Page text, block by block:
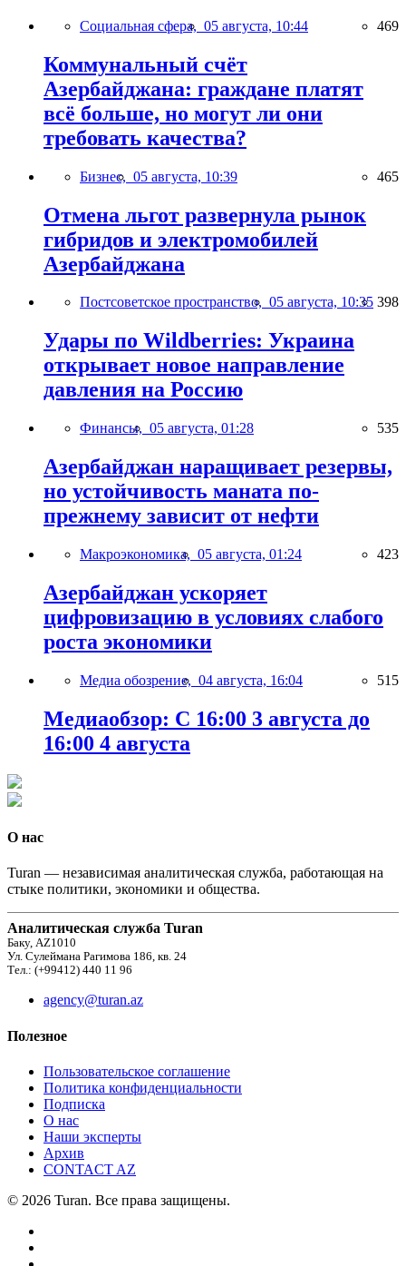
Социальная сфера, 05 августа, 10:44 469
Коммунальный счёт
Азербайджана: граждане платят
всё больше, но могут ли они
требовать качества?
Бизнес, 05 августа, 10:39 465
Отмена льгот развернула рынок
гибридов и электромобилей
Азербайджана
Постсоветское пространство, 05 августа, 10:35 398
Удары по Wildberries: Украина
открывает новое направление
давления на Россию
Финансы, 05 августа, 01:28 535
Азербайджан наращивает резервы,
но устойчивость маната по-
прежнему зависит от нефти
Макроэкономика, 05 августа, 01:24 423
Азербайджан ускоряет
цифровизацию в условиях слабого
роста экономики
Медиа обозрение, 04 августа, 16:04 515
Медиаобзор: С 16:00 3 августа до
16:00 4 августа
О нас
Turan — независимая аналитическая служба, работающая на
стыке политики, экономики и общества.
Аналитическая служба Turan
Баку, AZ1010
Ул. Сулеймана Рагимова 186, кв. 24
Тел.: (+99412) 440 11 96
agency@turan.az
Полезное
Пользовательское соглашение
Политика конфиденциальности
Подписка
О нас
Наши эксперты
Архив
CONTACT AZ
© 2026 Turan. Все права защищены.